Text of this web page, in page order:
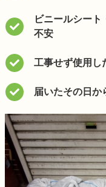
ビニールシート
不安
工事せず使用し
届いたその日か